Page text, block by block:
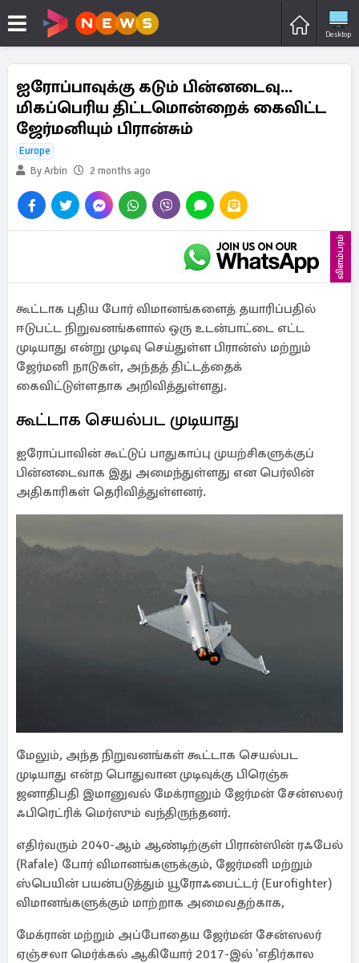
Desktop
ஐரோப்பாவுக்கு கடும் பின்னடைவு...
மிகப்பெரிய திட்டமொன்றைக் கைவிட்ட
ஜேர்மனியும் பிரான்சும்
Europe
By Arbin
2 months ago
விளம்பரம்
கூட்டாக புதிய போர் விமானங்களைத் தயாரிப்பதில்
ஈடுபட்ட நிறுவனங்களால் ஒரு உடன்பாட்டை எட்ட
முடியாது என்று முடிவு செய்துள்ள பிரான்ஸ் மற்றும்
ஜேர்மனி நாடுகள், அந்தத் திட்டத்தைக்
கைவிட்டுள்ளதாக அறிவித்துள்ளது.
கூட்டாக செயல்பட முடியாது
ஐரோப்பாவின் கூட்டுப் பாதுகாப்பு முயற்சிகளுக்குப்
பின்னடைவாக இது அமைந்துள்ளது என பெர்லின்
அதிகாரிகள் தெரிவித்துள்ளனர்.
மேலும், அந்த நிறுவனங்கள் கூட்டாக செயல்பட
முடியாது என்ற பொதுவான முடிவுக்கு பிரெஞ்சு
ஜனாதிபதி இமானுவல் மேக்ரானும் ஜேர்மன் சேன்ஸலர்
ஃபிரெட்ரிக் மெர்ஸும் வந்திருந்தனர்.
எதிர்வரும் 2040-ஆம் ஆண்டிற்குள் பிரான்ஸின் ரஃபேல்
(Rafale) போர் விமானங்களுக்கும், ஜேர்மனி மற்றும்
ஸ்பெயின் பயன்படுத்தும் யூரோஃபைட்டர் (Eurofighter)
விமானங்களுக்கும் மாற்றாக அமைவதற்காக,
மேக்ரான் மற்றும் அப்போதைய ஜேர்மன் சேன்ஸலர்
ஏஞ்சலா மெர்க்கல் ஆகியோர் 2017-இல் 'எதிர்கால